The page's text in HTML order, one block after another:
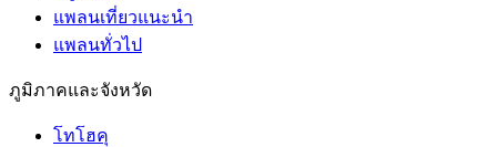
แพลนเที่ยวแนะนำ
แพลนทั่วไป
ภูมิภาคและจังหวัด
โทโฮคุ